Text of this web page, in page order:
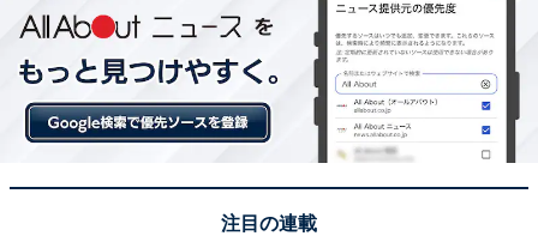
今回は水を使用。温度以外ほとんど炊きたてごはん！
今回は、災害時をイメージして水で調理。60分待ってか
ら封を開けるとびっくり！ 想像よりもふっくらとしたご
注目の連載